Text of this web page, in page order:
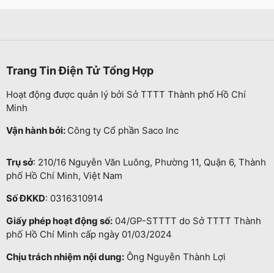
Trang Tin Điện Tử Tổng Hợp
Hoạt động được quản lý bởi Sở TTTT Thành phố Hồ Chí
Minh
Vận hành bởi: Công ty Cổ phần Saco Inc
Trụ sở: 210/16 Nguyễn Văn Luông, Phường 11, Quận 6, Thành
phố Hồ Chí Minh, Việt Nam
Số ĐKKD: 0316310914
Giấy phép hoạt động số: 04/GP-STTTT do Sở TTTT Thành
phố Hồ Chí Minh cấp ngày 01/03/2024
Chịu trách nhiệm nội dung: Ông Nguyễn Thành Lợi